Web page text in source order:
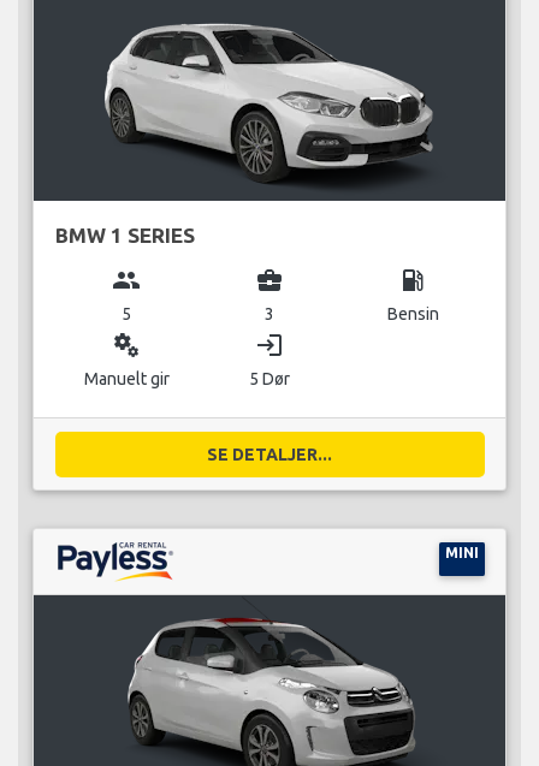
BMW 1 SERIES
group
5
business_center
3
local_gas_station
Bensin
miscellaneous_services
Manuelt gir
login
5 Dør
SE DETALJER...
MINI